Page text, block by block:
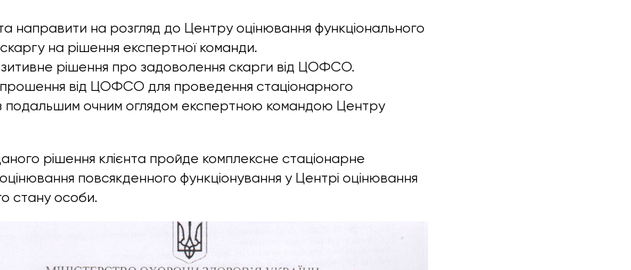
направити на розгляд до Центру оцінювання функціонального
на рішення експертної команди.
рішення про задоволення скарги від ЦОФСО.
від ЦОФСО для проведення стаціонарного
подальшим очним оглядом експертною командою Центру
рішення клієнта пройде комплексне стаціонарне
повсякденного функціонування у Центрі оцінювання
стану особи.